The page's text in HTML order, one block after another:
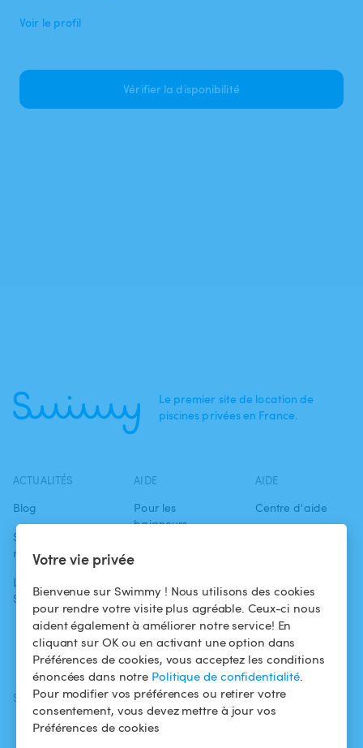
Votre vie privée
Bienvenue sur Swimmy ! Nous utilisons des cookies
pour rendre votre visite plus agréable. Ceux-ci nous
aident également à améliorer notre service! En
cliquant sur OK ou en activant une option dans
Préférences de cookies, vous acceptez les conditions
énoncées dans notre Politique de confidentialité.
Pour modifier vos préférences ou retirer votre
consentement, vous devez mettre à jour vos
Préférences de cookies
Voir le profil
Vérifier la disponibilité
Le premier site de location de
piscines privées en France.
ACTUALITÉS
Blog
Swimmy dans les
médias
L'aventure
Swimmy
AIDE
Pour les
baigneurs
Louer ma piscine
Comment ça
marche ?
AIDE
Centre d'aide
confidentialité
Mentions légales
SUIVEZ-NOUS
Facebook
TÉLÉCHARGEZ L'APP